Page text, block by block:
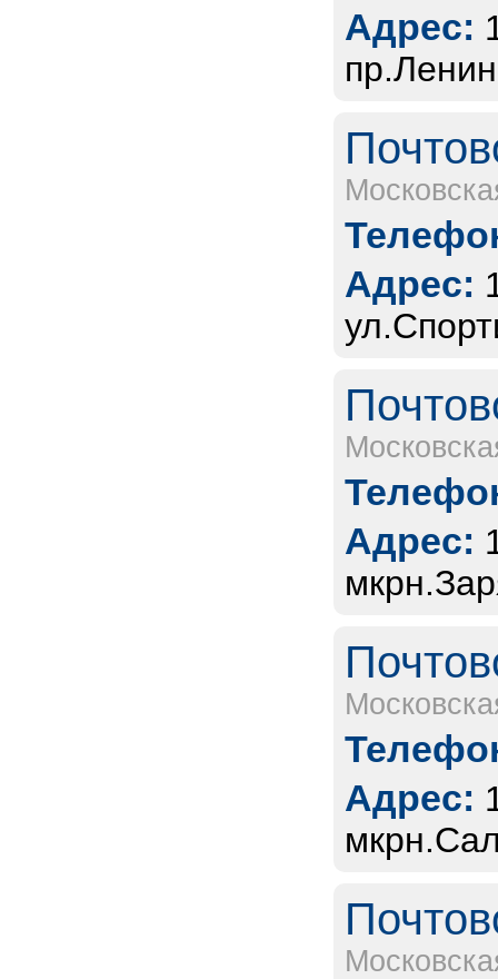
Адрес:
Адрес:
Адрес:
Адрес: